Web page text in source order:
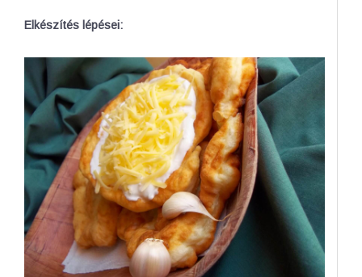
Elkészítés lépései: